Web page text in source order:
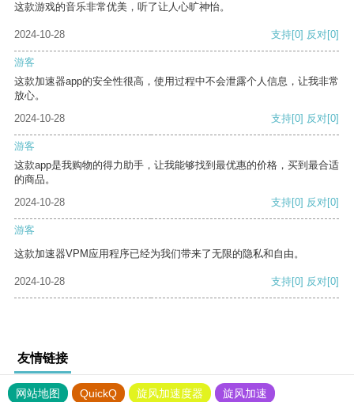
这款游戏的音乐非常优美，听了让人心旷神怡。
2024-10-28 支持[0] 反对[0]
游客
这款加速器app的安全性很高，使用过程中不会泄露个人信息，让我非常
放心。
2024-10-28
支持[0] 反对[0]
游客
这款app是我购物的得力助手，让我能够找到最优惠的价格，买到最合适
的商品。
2024-10-28
支持[0] 反对[0]
游客
这款加速器VPM应用程序已经为我们带来了无限的隐私和自由。
2024-10-28 支持[0] 反对[0]
友情链接
网站地图 QuickQ 旋风加速度器 旋风加速